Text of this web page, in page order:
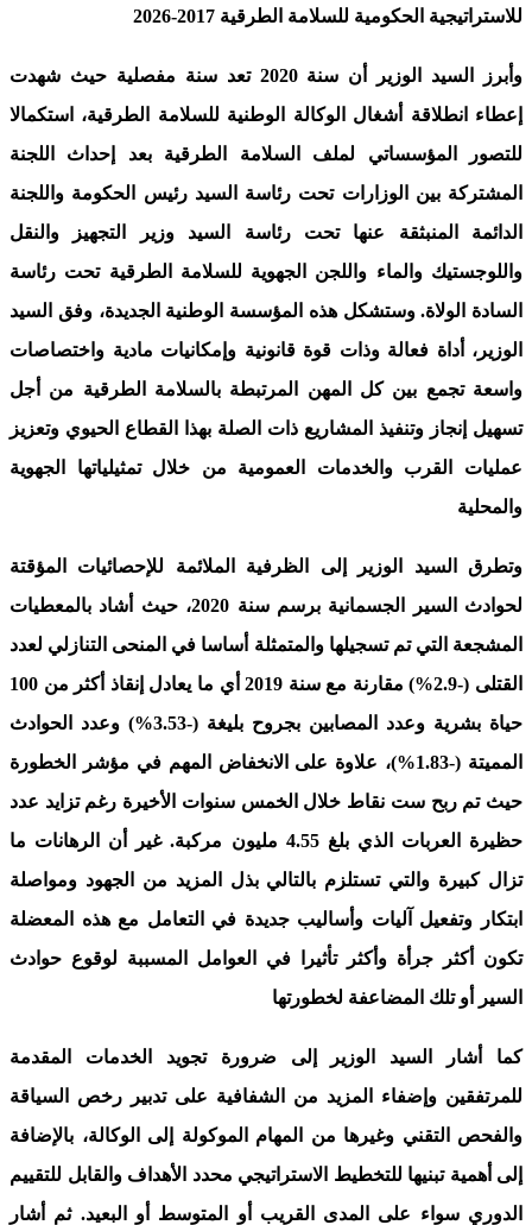
للاستراتيجية الحكومية للسلامة الطرقية 2017-2026
وأبرز السيد الوزير أن سنة 2020 تعد سنة مفصلية حيث شهدت
إعطاء انطلاقة أشغال الوكالة الوطنية للسلامة الطرقية، استكمالا
للتصور المؤسساتي لملف السلامة الطرقية بعد إحداث اللجنة
المشتركة بين الوزارات تحت رئاسة السيد رئيس الحكومة واللجنة
الدائمة المنبثقة عنها تحت رئاسة السيد وزير التجهيز والنقل
واللوجستيك والماء واللجن الجهوية للسلامة الطرقية تحت رئاسة
السادة الولاة. وستشكل هذه المؤسسة الوطنية الجديدة، وفق السيد
الوزير، أداة فعالة وذات قوة قانونية وإمكانيات مادية واختصاصات
واسعة تجمع بين كل المهن المرتبطة بالسلامة الطرقية من أجل
تسهيل إنجاز وتنفيذ المشاريع ذات الصلة بهذا القطاع الحيوي وتعزيز
عمليات القرب والخدمات العمومية من خلال تمثيلياتها الجهوية
والمحلية
وتطرق السيد الوزير إلى الظرفية الملائمة للإحصائيات المؤقتة
لحوادث السير الجسمانية برسم سنة 2020، حيث أشاد بالمعطيات
المشجعة التي تم تسجيلها والمتمثلة أساسا في المنحى التنازلي لعدد
القتلى (-2.9%) مقارنة مع سنة 2019 أي ما يعادل إنقاذ أكثر من 100
حياة بشرية وعدد المصابين بجروح بليغة (-3.53%) وعدد الحوادث
المميتة (-1.83%)، علاوة على الانخفاض المهم في مؤشر الخطورة
حيث تم ربح ست نقاط خلال الخمس سنوات الأخيرة رغم تزايد عدد
حظيرة العربات الذي بلغ 4.55 مليون مركبة. غير أن الرهانات ما
تزال كبيرة والتي تستلزم بالتالي بذل المزيد من الجهود ومواصلة
ابتكار وتفعيل آليات وأساليب جديدة في التعامل مع هذه المعضلة
تكون أكثر جرأة وأكثر تأثيرا في العوامل المسببة لوقوع حوادث
السير أو تلك المضاعفة لخطورتها
كما أشار السيد الوزير إلى ضرورة تجويد الخدمات المقدمة
للمرتفقين وإضفاء المزيد من الشفافية على تدبير رخص السياقة
والفحص التقني وغيرها من المهام الموكولة إلى الوكالة، بالإضافة
إلى أهمية تبنيها للتخطيط الاستراتيجي محدد الأهداف والقابل للتقييم
الدوري سواء على المدى القريب أو المتوسط أو البعيد. ثم أشار